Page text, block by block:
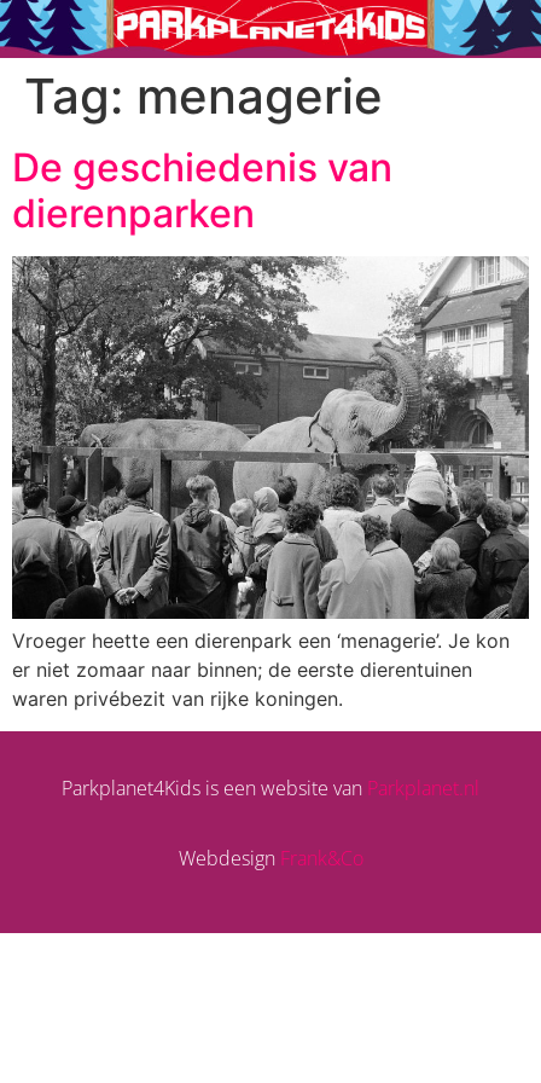
Tag: menagerie
De geschiedenis van
dierenparken
Vroeger heette een dierenpark een ‘menagerie’. Je kon
er niet zomaar naar binnen; de eerste dierentuinen
waren privébezit van rijke koningen.
Parkplanet4Kids is een website van Parkplanet.nl
Webdesign Frank&Co